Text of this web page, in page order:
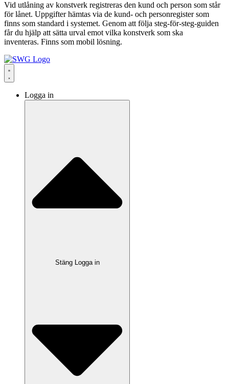
Vid utlåning av konstverk registreras den kund och person som står
för lånet. Uppgifter hämtas via de kund- och personregister som
finns som standard i systemet. Genom att följa steg-för-steg-guiden
får du hjälp att sätta urval emot vilka konstverk som ska
inventeras. Finns som mobil lösning.
Logga in
Stäng Logga in